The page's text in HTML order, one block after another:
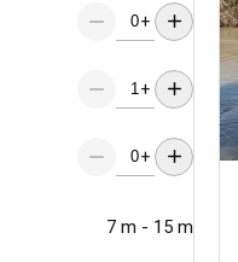
+
+
+
7 m - 15 m